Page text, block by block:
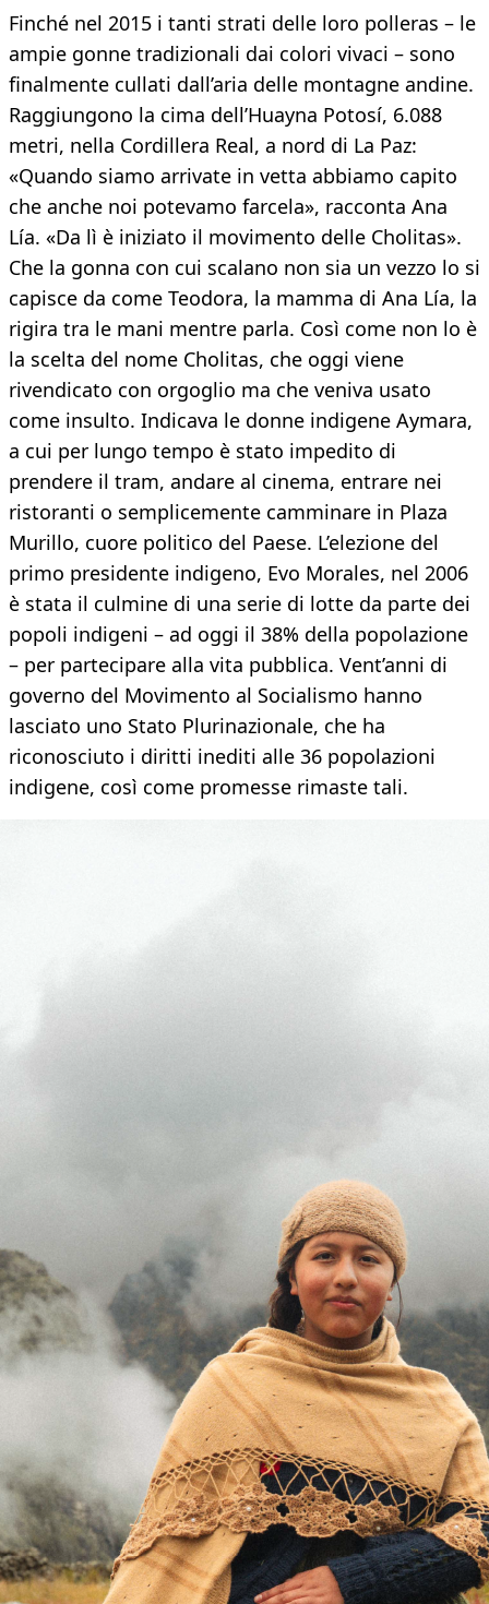
Finché nel 2015 i tanti strati delle loro polleras – le
ampie gonne tradizionali dai colori vivaci – sono
finalmente cullati dall’aria delle montagne andine.
Raggiungono la cima dell’Huayna Potosí, 6.088
metri, nella Cordillera Real, a nord di La Paz:
«Quando siamo arrivate in vetta abbiamo capito
che anche noi potevamo farcela», racconta Ana
Lía. «Da lì è iniziato il movimento delle Cholitas».
Che la gonna con cui scalano non sia un vezzo lo si
capisce da come Teodora, la mamma di Ana Lía, la
rigira tra le mani mentre parla. Così come non lo è
la scelta del nome Cholitas, che oggi viene
rivendicato con orgoglio ma che veniva usato
come insulto. Indicava le donne indigene Aymara,
a cui per lungo tempo è stato impedito di
prendere il tram, andare al cinema, entrare nei
ristoranti o semplicemente camminare in Plaza
Murillo, cuore politico del Paese. L’elezione del
primo presidente indigeno, Evo Morales, nel 2006
è stata il culmine di una serie di lotte da parte dei
popoli indigeni – ad oggi il 38% della popolazione
– per partecipare alla vita pubblica. Vent’anni di
governo del Movimento al Socialismo hanno
lasciato uno Stato Plurinazionale, che ha
riconosciuto i diritti inediti alle 36 popolazioni
indigene, così come promesse rimaste tali.